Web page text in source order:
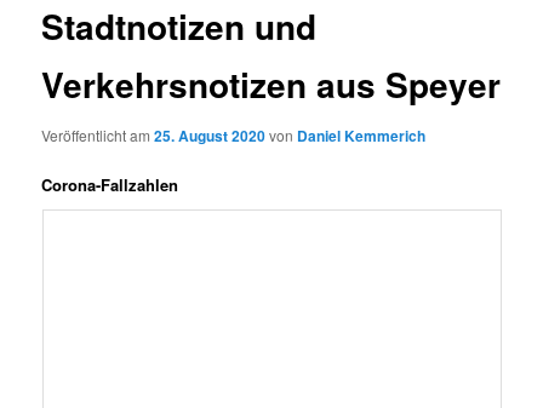
Stadtnotizen und
Verkehrsnotizen aus Speyer
Veröffentlicht am25. August 2020von Daniel Kemmerich
Corona-Fallzahlen